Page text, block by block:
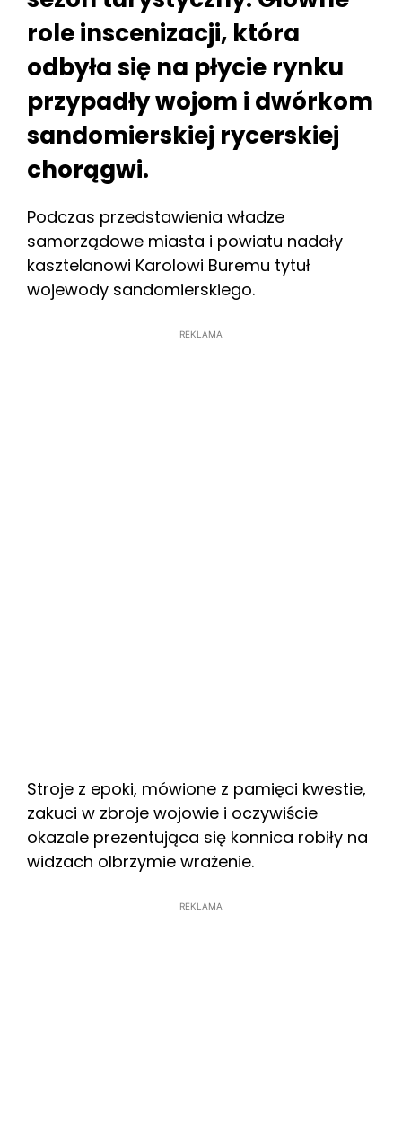
role inscenizacji, która
odbyła się na płycie rynku
przypadły wojom i dwórkom
sandomierskiej rycerskiej
chorągwi.
Podczas przedstawienia władze
samorządowe miasta i powiatu nadały
kasztelanowi Karolowi Buremu tytuł
wojewody sandomierskiego.
REKLAMA
Stroje z epoki, mówione z pamięci kwestie,
zakuci w zbroje wojowie i oczywiście
okazale prezentująca się konnica robiły na
widzach olbrzymie wrażenie.
REKLAMA